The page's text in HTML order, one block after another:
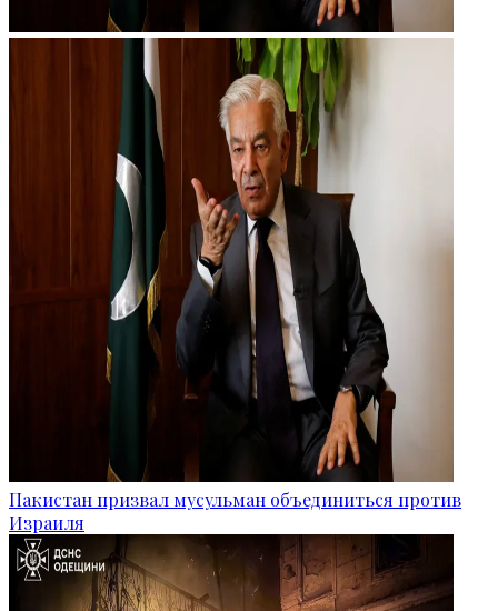
Пакистан призвал мусульман объединиться против
Израиля